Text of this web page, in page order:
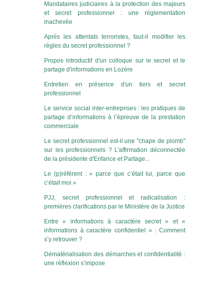
Mandataires judiciaires à la protection des majeurs
et secret professionnel : une réglementation
inachevée
Après les attentats terroristes, faut-il modifier les
règles du secret professionnel ?
Propos introductif d'un colloque sur le secret et le
partage d'informations en Lozère
Entretien en présence d'un tiers et secret
professionnel
Le service social inter-entreprises : les pratiques de
partage d’informations à l’épreuve de la prestation
commerciale
Le secret professionnel est-il une "chape de plomb"
sur les professionnels ? L'affirmation déconnectée
de la présidente d'Enfance et Partage...
Le (p)référent : « parce que c’était lui, parce que
c’était moi »
PJJ, secret professionnel et radicalisation :
premières clarifications par le Ministère de la Justice
Entre « informations à caractère secret » et «
informations à caractère confidentiel » : Comment
s’y retrouver ?
Dématérialisation des démarches et confidentialité :
une réflexion s’impose